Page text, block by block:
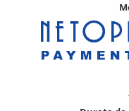
Module balansare
Incarcare,
Accesorii baterii si